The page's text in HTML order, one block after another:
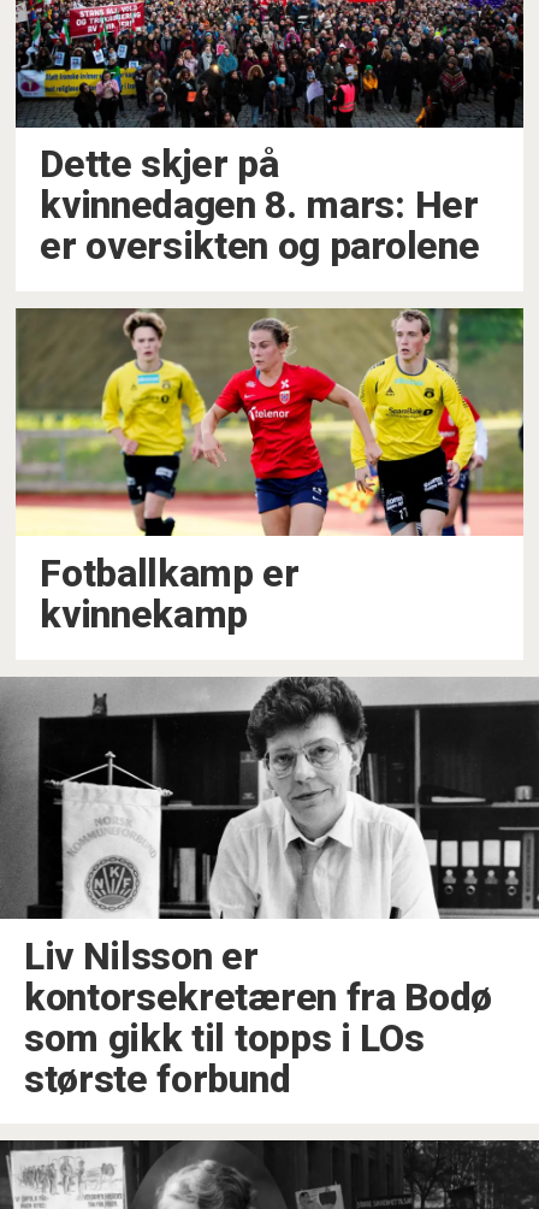
Dette skjer på
kvinnedagen 8. mars: Her
er oversikten og parolene
Fotballkamp er
kvinnekamp
Liv Nilsson er
kontorsekretæren fra Bodø
som gikk til topps i LOs
største forbund